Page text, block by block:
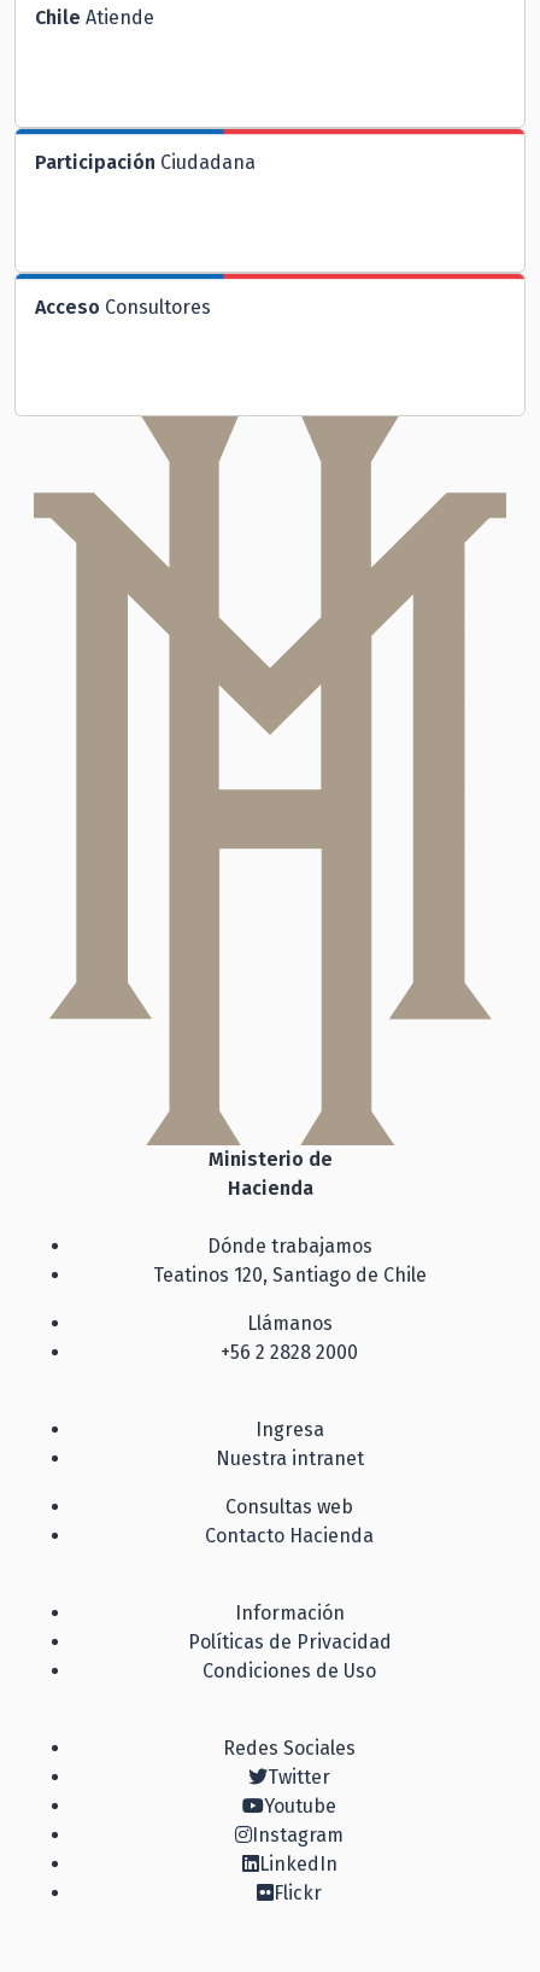
Chile Atiende
Participación Ciudadana
Acceso Consultores
Ministerio de
Hacienda
Dónde trabajamos
Teatinos 120, Santiago de Chile
Llámanos
+56 2 2828 2000
Ingresa
Nuestra intranet
Consultas web
Contacto Hacienda
Información
Políticas de Privacidad
Condiciones de Uso
Redes Sociales
Twitter
Youtube
Instagram
LinkedIn
Flickr